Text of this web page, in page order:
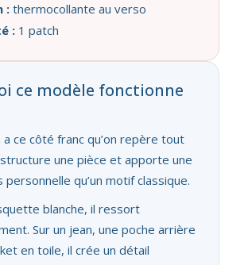
: thermocollante au verso
: 1 patch
ce modèle fonctionne
a ce côté franc qu’on repère tout
une pièce et apporte une
personnelle qu’un motif classique.
blanche, il ressort
Sur un jean, une poche arrière
en toile, il crée un détail